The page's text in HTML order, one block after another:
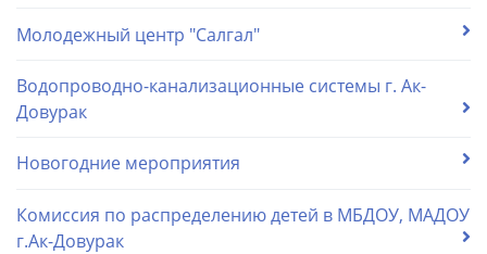
Молодежный центр "Салгал"
Водопроводно-канализационные системы г. Ак-
Довурак
Новогодние мероприятия
Комиссия по распределению детей в МБДОУ, МАДОУ
г.Ак-Довурак